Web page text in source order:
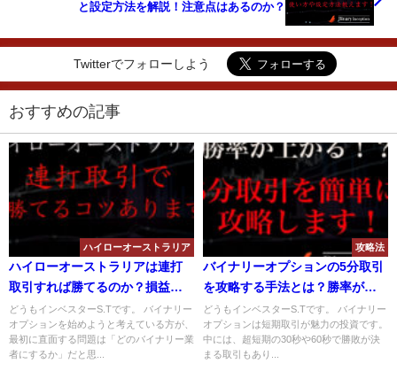
と設定方法を解説！注意点はあるのか？
Twitterでフォローしよう
おすすめの記事
ハイローオーストラリア
ハイローオーストラリアは連打
取引すれば勝てるのか？損益を
減らして利益を得るためには？
どうもインベスターS.Tです。 バイナリー
オプションを始めようと考えている方が、
最初に直面する問題は「どのバイナリー業
者にするか」だと思...
攻略法
バイナリーオプションの5分取引
を攻略する手法とは？勝率が上
がるエントリーポイントなどに
ついて解説！
どうもインベスターS.Tです。 バイナリー
オプションは短期取引が魅力の投資です。
中には、超短期の30秒や60秒で勝敗が決
まる取引もあり...